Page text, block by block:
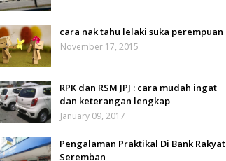
cara nak tahu lelaki suka perempuan
November 17, 2015
RPK dan RSM JPJ : cara mudah ingat
dan keterangan lengkap
January 09, 2017
Pengalaman Praktikal Di Bank Rakyat
Seremban